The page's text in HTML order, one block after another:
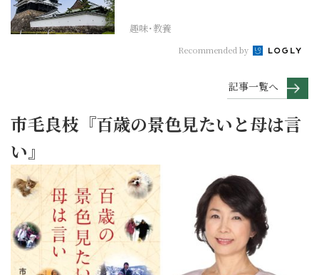
趣味･教養
Recommended by
記事一覧へ
市毛良枝『百歳の景色見たいと母は言
い』